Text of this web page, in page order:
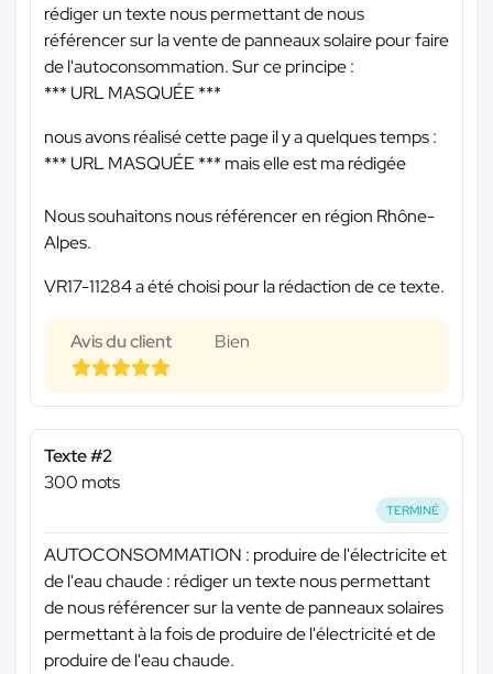
rédiger un texte nous permettant de nous
référencer sur la vente de panneaux solaire pour faire
de l'autoconsommation. Sur ce principe :
*** URL MASQUÉE ***
nous avons réalisé cette page il y a quelques temps :
*** URL MASQUÉE *** mais elle est ma rédigée
Nous souhaitons nous référencer en région Rhône-
Alpes.
VR17-11284 a été choisi pour la rédaction de ce texte.
Avis du client Bien
Texte #2
300 mots
TERMINÉ
AUTOCONSOMMATION : produire de l'électricite et
de l'eau chaude : rédiger un texte nous permettant
de nous référencer sur la vente de panneaux solaires
permettant à la fois de produire de l'électricité et de
produire de l'eau chaude.